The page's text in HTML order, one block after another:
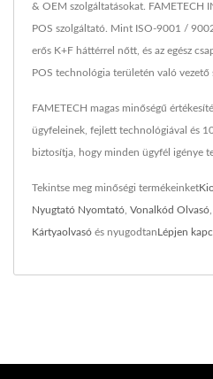
& OEM szolgáltatásokat. FAMETECH
POS szolgáltató. Mint ISO-9001 /
erős K+F háttérrel nőtt, és az egész
POS technológia területén való vezető
FAMETECH magas minőségű
ügyfeleinek, fejlett technológiával és
biztosítja, hogy minden ügyfél igénye
Tekintse meg minőségi termékeinket
Nyugtató Nyomtató Vonalkód Olvasó
Kártyaolvasó és nyugodtan Lépjen